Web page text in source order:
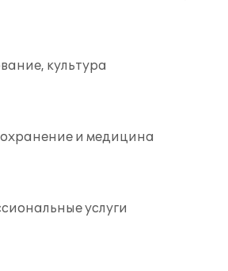
культура
и медицина
услуги